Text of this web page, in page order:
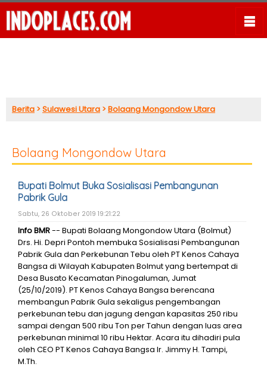
Berita >Sulawesi Utara >Bolaang Mongondow Utara
Bolaang Mongondow Utara
Bupati Bolmut Buka Sosialisasi Pembangunan
Pabrik Gula
Sabtu, 26 Oktober 2019 19:21:22
Info BMR-- Bupati Bolaang Mongondow Utara (Bolmut)
Drs. Hi. Depri Pontoh membuka Sosialisasi Pembangunan
Pabrik Gula dan Perkebunan Tebu oleh PT Kenos Cahaya
Bangsa di Wilayah Kabupaten Bolmut yang bertempat di
Desa Busato Kecamatan Pinogaluman, Jumat
(25/10/2019). PT Kenos Cahaya Bangsa berencana
membangun Pabrik Gula sekaligus pengembangan
perkebunan tebu dan jagung dengan kapasitas 250 ribu
sampai dengan 500 ribu Ton per Tahun dengan luas area
perkebunan minimal 10 ribu Hektar. Acara itu dihadiri pula
oleh CEO PT Kenos Cahaya Bangsa Ir. Jimmy H. Tampi,
M.Th.